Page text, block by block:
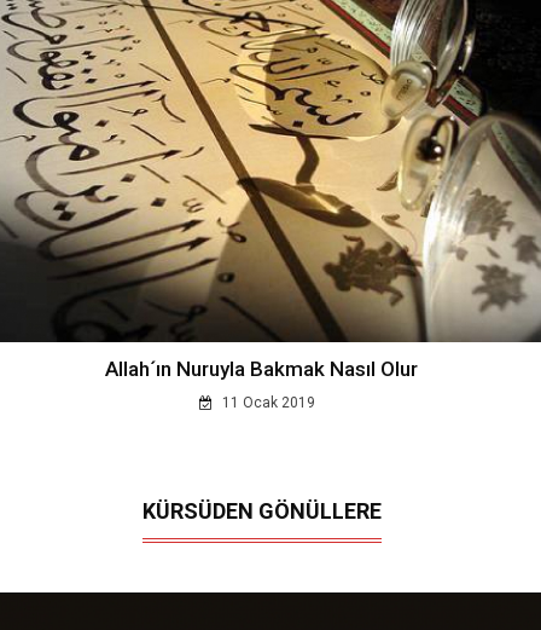
Allah´ın Nuruyla Bakmak Nasıl Olur
11 Ocak 2019
KÜRSÜDEN GÖNÜLLERE